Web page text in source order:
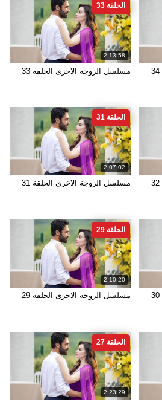
2:13:58
الحلقة 33
مسلسل الزوجة الاخرى الحلقة 33
2:07:02
الحلقة 31
مسلسل الزوجة الاخرى الحلقة 31
2:10:20
الحلقة 29
مسلسل الزوجة الاخرى الحلقة 29
2:23:29
الحلقة 27